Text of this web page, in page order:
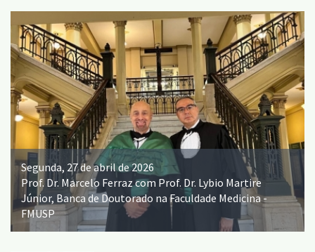
Segunda, 27 de abril de 2026
Prof. Dr. Marcelo Ferraz com Prof. Dr. Lybio Martire
Júnior, Banca de Doutorado na Faculdade Medicina -
FMUSP